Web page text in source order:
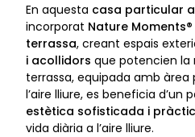
En aquesta casa particular
incorporat Nature Moments®
terrassa, creant espais
i acollidors que potencien la
terrassa, equipada amb
l’aire lliure, es beneficia
estètica sofisticada i
vida diària a l’aire lliure.